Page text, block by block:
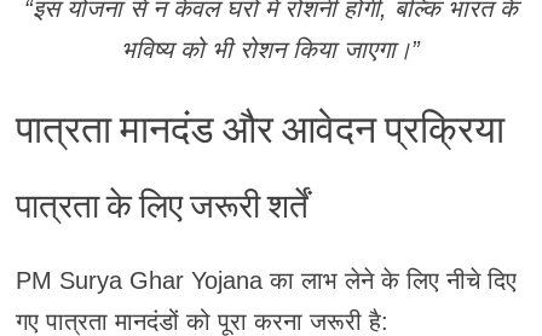
“इस योजना से न केवल घरों में रोशनी होगी, बल्कि भारत के
भविष्य को भी रोशन किया जाएगा।”
पात्रता मानदंड और आवेदन प्रक्रिया
पात्रता के लिए जरूरी शर्तें
PM Surya Ghar Yojana का लाभ लेने के लिए नीचे दिए
गए पात्रता मानदंडों को पूरा करना जरूरी है: